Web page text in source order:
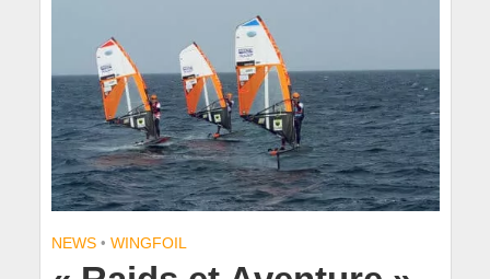
NEWS • WINGFOIL